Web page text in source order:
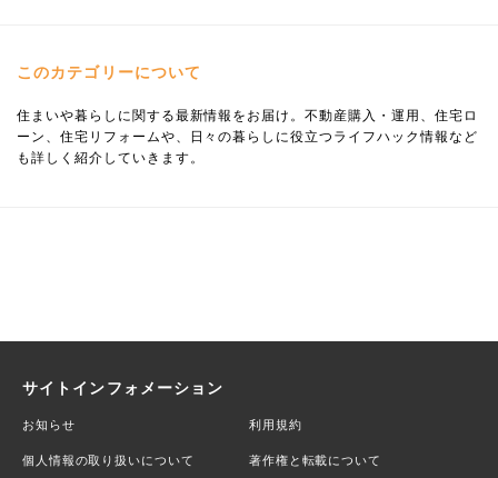
このカテゴリーについて
住まいや暮らしに関する最新情報をお届け。不動産購入・運用、住宅ロ
ーン、住宅リフォームや、日々の暮らしに役立つライフハック情報など
も詳しく紹介していきます。
サイトインフォメーション
お知らせ 利用規約
個人情報の取り扱いについて 著作権と転載について